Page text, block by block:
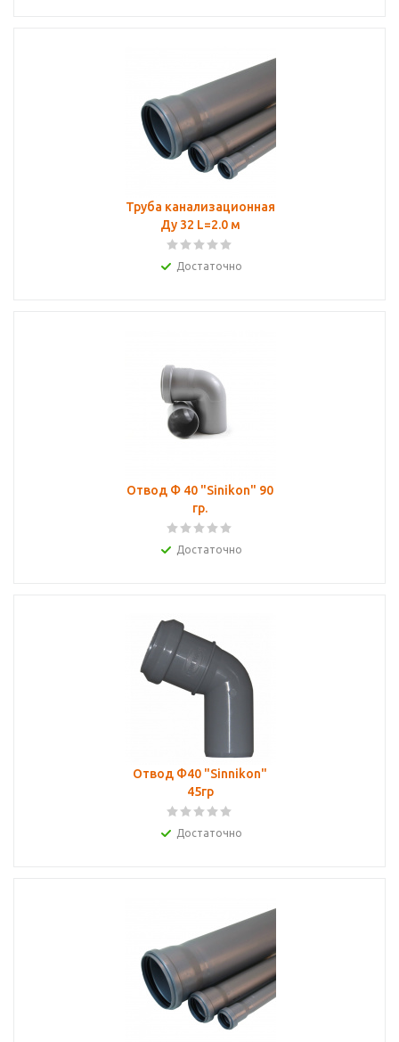
Труба канализационная
Ду 32 L=2.0 м
Достаточно
Отвод Ф 40 "Sinikon" 90
гр.
Достаточно
Отвод Ф40 "Sinnikon"
45гр
Достаточно